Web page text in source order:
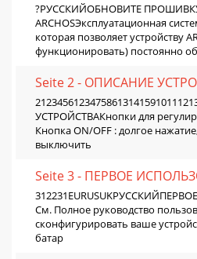
?РУССКИЙОБНОВИТЕ
ARCHOSЭксплуатационная
которая позволяет устройству
функционировать) постоянно
Seite 2 - ОПИСАНИЕ
УСТРОЙСТВАКнопки для
Кнопка ON/OFF : долгое
выключить
Seite 3 - ПЕРВОЕ
См. Полное руководство
сконфигурировать ваше
батар